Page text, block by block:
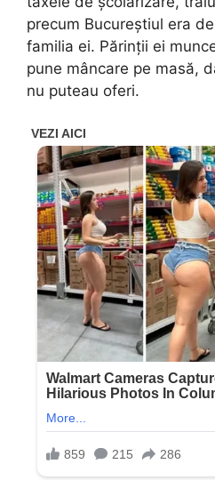
precum Bucureștiul era
familia ei. Părinții ei
pune mâncare pe masă,
nu puteau oferi.